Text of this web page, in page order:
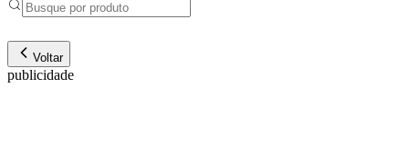
Voltar
publicidade